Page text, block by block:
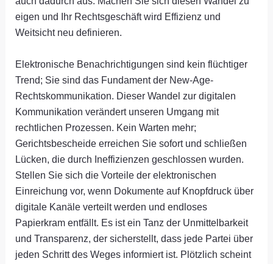
eigen und Ihr Rechtsgeschäft wird Effizienz und
Weitsicht neu definieren.
Elektronische Benachrichtigungen sind kein flüchtiger
Trend; Sie sind das Fundament der New-Age-
Rechtskommunikation. Dieser Wandel zur digitalen
Kommunikation verändert unseren Umgang mit
rechtlichen Prozessen. Kein Warten mehr;
Gerichtsbescheide erreichen Sie sofort und schließen
Lücken, die durch Ineffizienzen geschlossen wurden.
Stellen Sie sich die Vorteile der elektronischen
Einreichung vor, wenn Dokumente auf Knopfdruck über
digitale Kanäle verteilt werden und endloses
Papierkram entfällt. Es ist ein Tanz der Unmittelbarkeit
und Transparenz, der sicherstellt, dass jede Partei über
jeden Schritt des Weges informiert ist. Plötzlich scheint